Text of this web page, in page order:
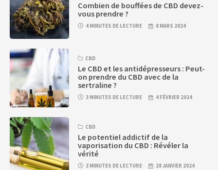
Combien de bouffées de CBD devez-
vous prendre ?
4 MINUTES DE LECTURE 8 MARS 2024
CBD
Le CBD et les antidépresseurs : Peut-
on prendre du CBD avec de la
sertraline ?
3 MINUTES DE LECTURE 4 FÉVRIER 2024
CBD
Le potentiel addictif de la
vaporisation du CBD : Révéler la
vérité
3 MINUTES DE LECTURE 28 JANVIER 2024